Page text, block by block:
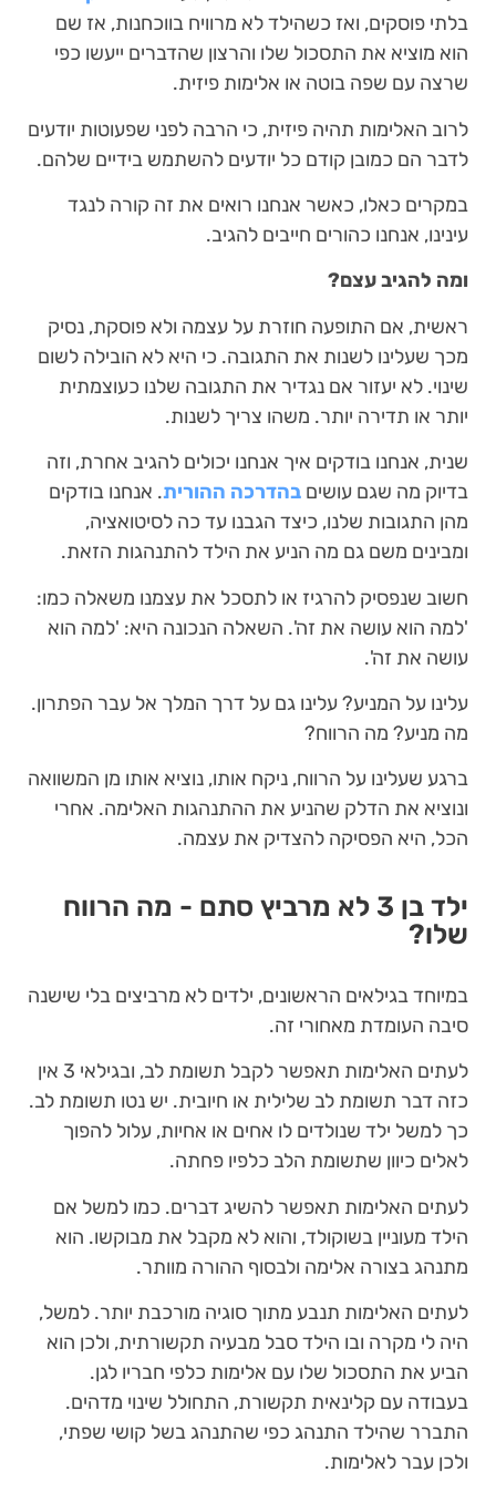
בלתי פוסקים, ואז כשהילד לא מרוויח בווכחנות, אז שם
הוא מוציא את התסכול שלו והרצון שהדברים ייעשו כפי
שרצה עם שפה בוטה או אלימות פיזית.
לרוב האלימות תהיה פיזית, כי הרבה לפני שפעוטות יודעים
לדבר הם כמובן קודם כל יודעים להשתמש בידיים שלהם.
במקרים כאלו, כאשר אנחנו רואים את זה קורה לנגד
עינינו, אנחנו כהורים חייבים להגיב.
ומה להגיב עצם?
ראשית, אם התופעה חוזרת על עצמה ולא פוסקת, נסיק
מכך שעלינו לשנות את התגובה. כי היא לא הובילה לשום
שינוי. לא יעזור אם נגדיר את התגובה שלנו כעוצמתית
יותר או תדירה יותר. משהו צריך לשנות.
שנית, אנחנו בודקים איך אנחנו יכולים להגיב אחרת, וזה
בדיוק מה שגם עושים בהדרכה ההורית. אנחנו בודקים
מהן התגובות שלנו, כיצד הגבנו עד כה לסיטואציה,
ומבינים משם גם מה הניע את הילד להתנהגות הזאת.
חשוב שנפסיק להרגיז או לתסכל את עצמנו משאלה כמו:
'למה הוא עושה את זה'. השאלה הנכונה היא: 'למה הוא
עושה את זה'.
עלינו על המניע? עלינו גם על דרך המלך אל עבר הפתרון.
מה מניע? מה הרווח?
ברגע שעלינו על הרווח, ניקח אותו, נוציא אותו מן המשוואה
ונוציא את הדלק שהניע את ההתנהגות האלימה. אחרי
הכל, היא הפסיקה להצדיק את עצמה.
ילד בן 3 לא מרביץ סתם - מה הרווח
שלו?
במיוחד בגילאים הראשונים, ילדים לא מרביצים בלי שישנה
סיבה העומדת מאחורי זה.
לעתים האלימות תאפשר לקבל תשומת לב, ובגילאי 3 אין
כזה דבר תשומת לב שלילית או חיובית. יש נטו תשומת לב.
כך למשל ילד שנולדים לו אחים או אחיות, עלול להפוך
לאלים כיוון שתשומת הלב כלפיו פחתה.
לעתים האלימות תאפשר להשיג דברים. כמו למשל אם
הילד מעוניין בשוקולד, והוא לא מקבל את מבוקשו. הוא
מתנהג בצורה אלימה ולבסוף ההורה מוותר.
לעתים האלימות תנבע מתוך סוגיה מורכבת יותר. למשל,
היה לי מקרה ובו הילד סבל מבעיה תקשורתית, ולכן הוא
הביע את התסכול שלו עם אלימות כלפי חבריו לגן.
בעבודה עם קלינאית תקשורת, התחולל שינוי מדהים.
התברר שהילד התנהג כפי שהתנהג בשל קושי שפתי,
ולכן עבר לאלימות.